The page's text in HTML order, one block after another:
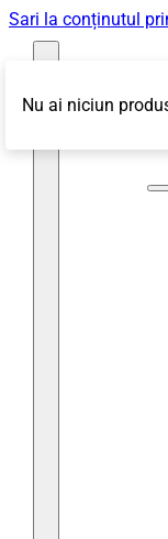
Sari la conținutul
Nu ai niciun